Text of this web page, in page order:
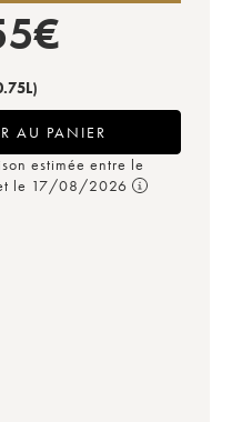
€
AU PANIER
estimée entre le
le 17/08/2026